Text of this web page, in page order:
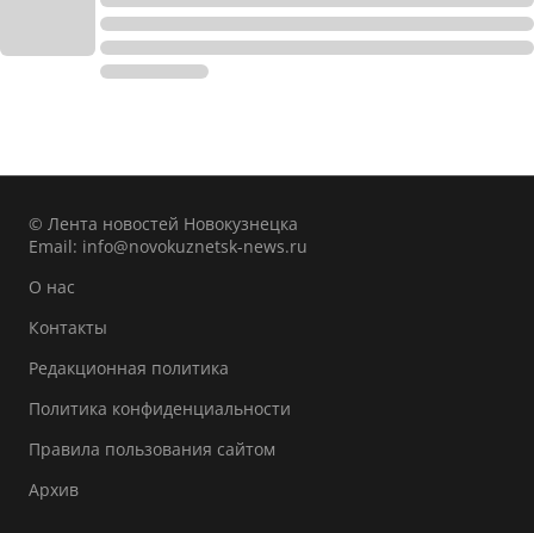
© Лента новостей Новокузнецка
Email: info@novokuznetsk-news.ru
О нас
Контакты
Редакционная политика
Политика конфиденциальности
Правила пользования сайтом
Архив